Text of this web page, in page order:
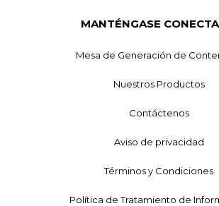
MANTÉNGASE
Mesa de Generación de
Nuestros Productos
Contáctenos
Aviso de privacidad
Términos y Condiciones
Política de Tratamiento de